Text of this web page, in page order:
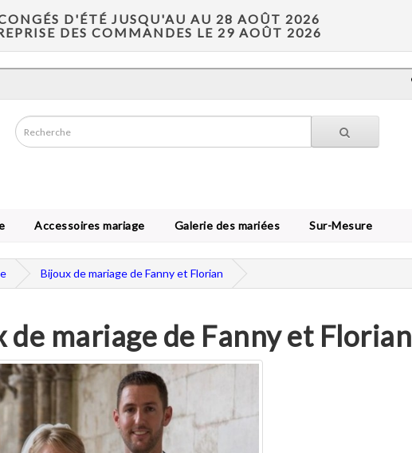
D'ÉTÉ JUSQU'AU AU 28 AOÛT 2026
DES COMMANDES LE 29 AOÛT 2026
Accessoires mariage Galerie des mariées Sur-Mesure
Bijoux de mariage de Fanny et Florian
de mariage de Fanny et Florian